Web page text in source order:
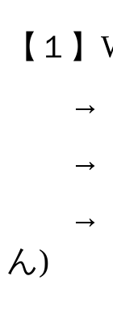
【１
→
→
→ (
ん)